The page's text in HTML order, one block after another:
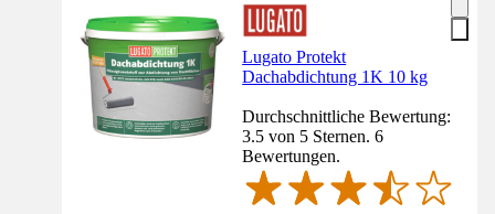
Lugato Protekt
Dachabdichtung 1K 10 kg
Durchschnittliche Bewertung:
3.5 von 5 Sternen. 6
Bewertungen.